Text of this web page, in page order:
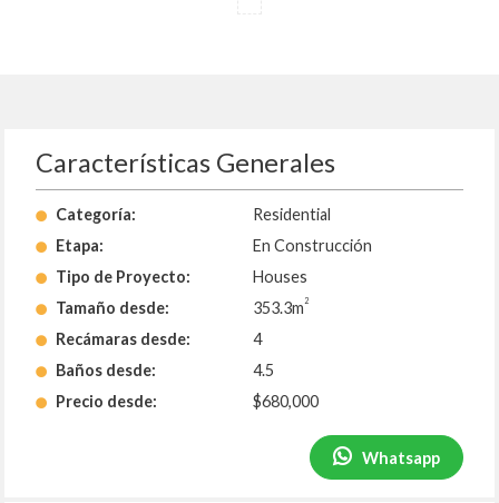
Características Generales
Categoría:
Residential
Etapa:
En Construcción
Tipo de Proyecto:
Houses
Tamaño desde:
353.3m 2
Recámaras desde:
4
Baños desde:
4.5
Precio desde:
$680,000
Whatsapp